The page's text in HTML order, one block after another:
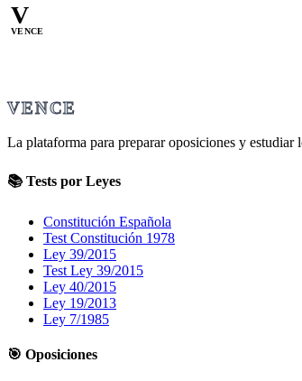
V
VENCE
VENCE
La plataforma para preparar oposiciones y estudiar
📚 Tests por Leyes
Constitución Española
Test Constitución 1978
Ley 39/2015
Test Ley 39/2015
Ley 40/2015
Ley 19/2013
Ley 7/1985
🎯 Oposiciones